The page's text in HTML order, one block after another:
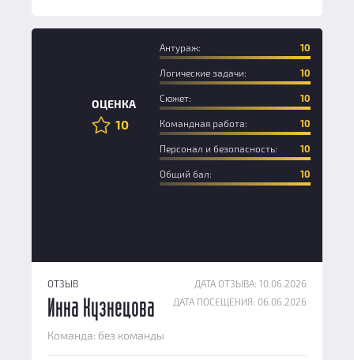
ОЦЕНКА
10
Антураж: 10
Логические задачи: 10
Сюжет: 10
Командная работа: 10
Персонал и безопасность: 10
Общий бал: 10
ОТЗЫВ
ДАТА ОТЗЫВА: 10.06.2026
ДАТА ПОСЕЩЕНИЯ: 06.06.2026
Инна Кузнецова
Команда: без команды